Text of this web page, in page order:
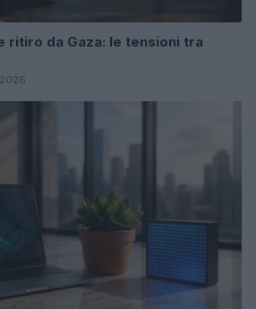
ritiro da Gaza: le tensioni tra